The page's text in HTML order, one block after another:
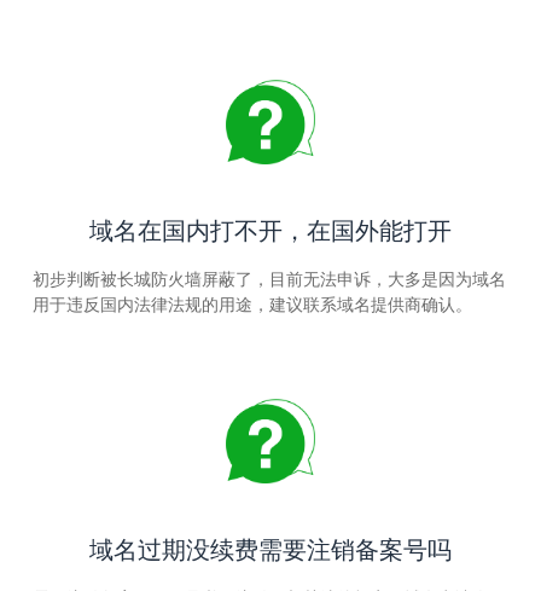
域名在国内打不开，在国外能打开
初步判断被长城防火墙屏蔽了，目前无法申诉，大多是因为域名
用于违反国内法律法规的用途，建议联系域名提供商确认。
域名过期没续费需要注销备案号吗